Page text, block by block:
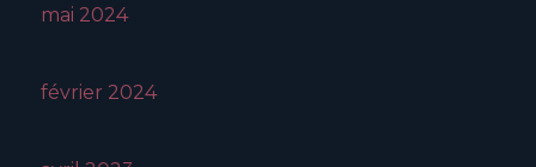
mai 2024
février 2024